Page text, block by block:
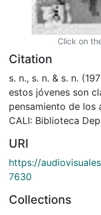
Click on
Citation
s. n., s. n. & s. n.
estos jóvenes son
pensamiento de los
CALI: Biblioteca
URI
https://
7630
Collections